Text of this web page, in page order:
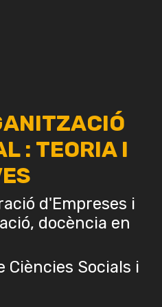
: TEORIA I
d'Empreses i
docència en
Ciències Socials i